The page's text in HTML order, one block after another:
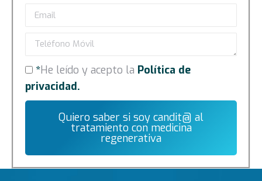
*He leído y acepto la Política de
privacidad.
Quiero saber si soy candit@ al
tratamiento con medicina
regenerativa